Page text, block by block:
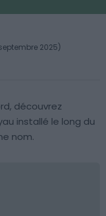
2025)
découvrez
installé le long du
nom.